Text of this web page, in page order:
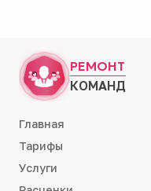
РЕМОНТ
КОМАНД
Главная
Тарифы
Услуги